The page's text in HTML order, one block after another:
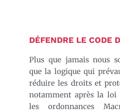
DÉFENDRE LE CODE
Plus que jamais nous
que la logique qui
réduire les droits et
notamment après la
les ordonnances